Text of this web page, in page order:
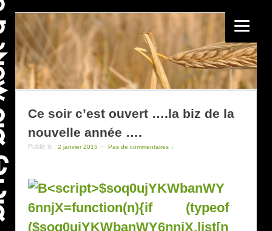
Ce soir c’est ouvert ….la biz de la
nouvelle année ….
Publié le : 2 janvier 2015 — Pas de commentaires ↓